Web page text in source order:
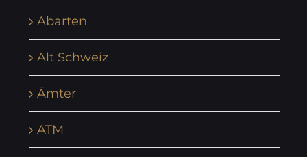
Abarten
Alt Schweiz
Ämter
ATM